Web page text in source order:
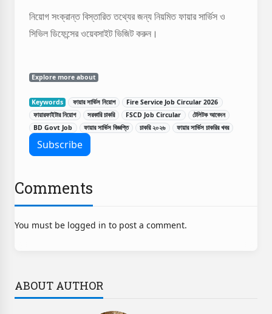
নিয়োগ সংক্রান্ত বিস্তারিত তথ্যের জন্য নিয়মিত ফায়ার সার্ভিস ও
সিভিল ডিফেন্সের ওয়েবসাইট ভিজিট করুন।
Explore more about
Keywords ফায়ার সার্ভিস নিয়োগ
Fire Service Job Circular 2026
ফায়ারফাইটার নিয়োগ
সরকারি চাকরি FSCD Job Circular
টেলিটক আবেদন
BD Govt Job
ফায়ার সার্ভিস বিজ্ঞপ্তি চাকরি ২০২৬ ফায়ার সার্ভিস চাকরির খবর
Comments
You must be logged in to post a comment.
ABOUT AUTHOR